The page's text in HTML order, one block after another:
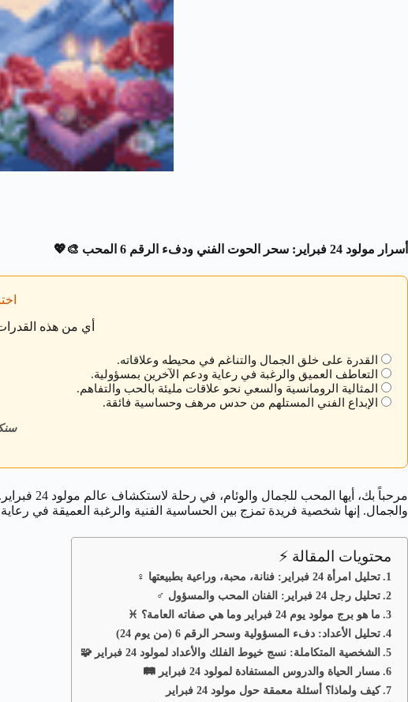
أسرار مولود 24 فبراير: سحر الحوت الفني ودفء الرقم 6 المحب 🎨💖
أي من هذه
القدرة على خلق الجمال والتناغم في محيطه وعلاقاته.
التعاطف العميق والرغبة في رعاية ودعم الآخرين بمسؤولية.
المثالية الرومانسية والسعي نحو علاقات مليئة بالحب والتفاهم.
الإبداع الفني المستلهم من حدس مرهف وحساسية فائقة.
مرحباً بك، أيها المحب للجمال والوئام، في رحلة لاستكشاف عالم مولود 24 فبراير. هذا اليوم يجمع بين رقة وخيال
والجمال. إنها شخصية فريدة تمزج بين الحساسية الفنية والرغبة العميقة في
محتويات المقالة ⚡
تحليل امرأة 24 فبراير: فنانة، محبة، وراعية بطبيعتها ♀️
تحليل رجل 24 فبراير: الفنان المحب والمسؤول ♂️
ما هو برج مولود يوم 24 فبراير وما هي صفاته العامة؟ ♓
تحليل الأعداد: دفء المسؤولية وسحر الرقم 6 (من يوم 24)
الشخصية المتكاملة: نسج خيوط الفلك والأعداد لمولود 24 فبراير 🧩
مسار الحياة والدروس المستفادة لمولود 24 فبراير 🛤️
كيف ولماذا؟ أسئلة معمقة حول مولود 24 فبراير